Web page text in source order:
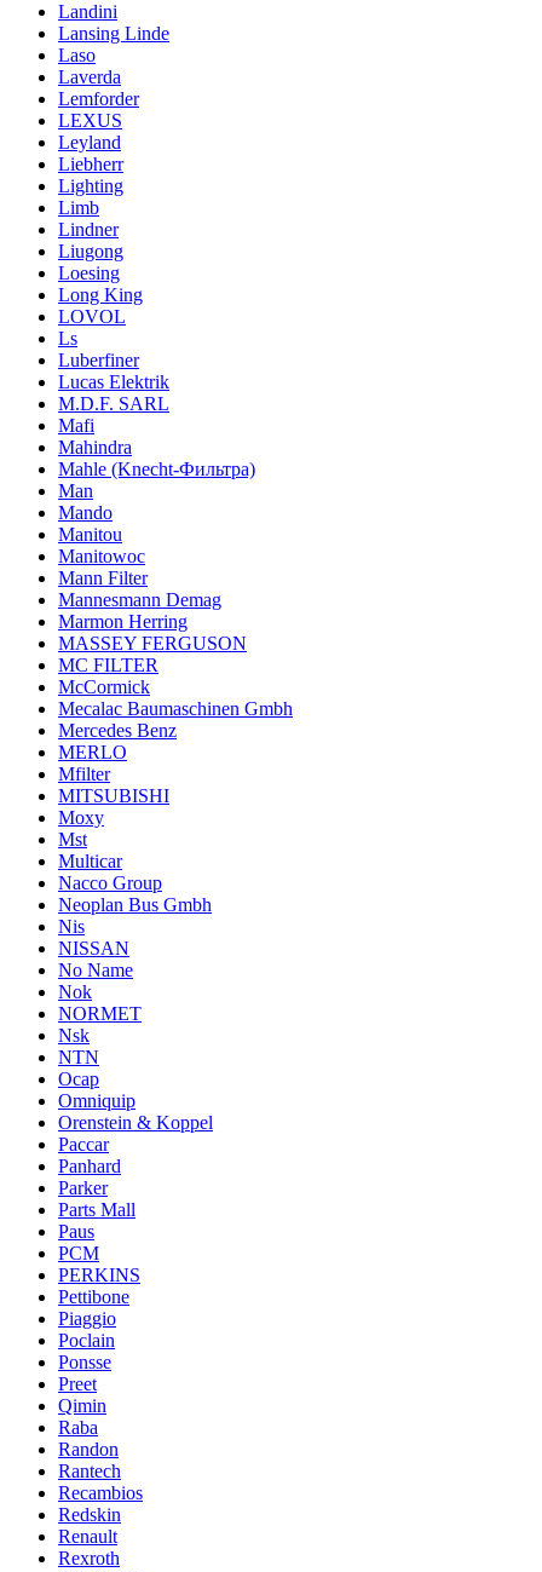
Landini
Lansing Linde
Laso
Laverda
Lemforder
LEXUS
Leyland
Liebherr
Lighting
Limb
Lindner
Liugong
Loesing
Long King
LOVOL
Ls
Luberfiner
Lucas Elektrik
M.D.F. SARL
Mafi
Mahindra
Mahle (Knecht-Фильтра)
Man
Mando
Manitou
Manitowoc
Mann Filter
Mannesmann Demag
Marmon Herring
MASSEY FERGUSON
MC FILTER
McCormick
Mecalac Baumaschinen Gmbh
Mercedes Benz
MERLO
Mfilter
MITSUBISHI
Moxy
Mst
Multicar
Nacco Group
Neoplan Bus Gmbh
Nis
NISSAN
No Name
Nok
NORMET
Nsk
NTN
Ocap
Omniquip
Orenstein & Koppel
Paccar
Panhard
Parker
Parts Mall
Paus
PCM
PERKINS
Pettibone
Piaggio
Poclain
Ponsse
Preet
Qimin
Raba
Randon
Rantech
Recambios
Redskin
Renault
Rexroth